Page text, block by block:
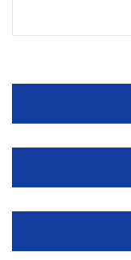
Bu ürünün fiyat
Görüş ve
Ürün resmi
Ürün
Ürün
Ürün fiyatı
Bu ürüne